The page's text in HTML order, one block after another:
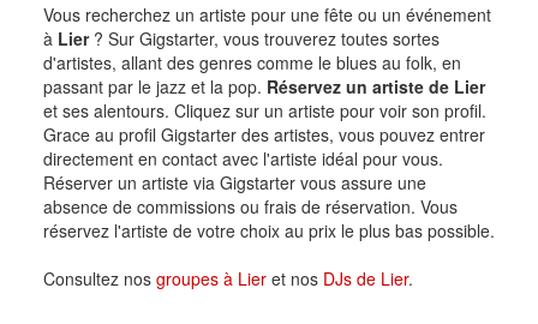
Vous recherchez un artiste pour une fête ou un événement
à Lier? Sur Gigstarter, vous trouverez toutes sortes
d'artistes, allant des genres comme le blues au folk, en
passant par le jazz et la pop. Réservez un artiste de Lier
et ses alentours. Cliquez sur un artiste pour voir son profil.
Grace au profil Gigstarter des artistes, vous pouvez entrer
directement en contact avec l'artiste idéal pour vous.
Réserver un artiste via Gigstarter vous assure une
absence de commissions ou frais de réservation. Vous
réservez l'artiste de votre choix au prix le plus bas possible.
Consultez nos groupes à Lieret nos DJs de Lier.